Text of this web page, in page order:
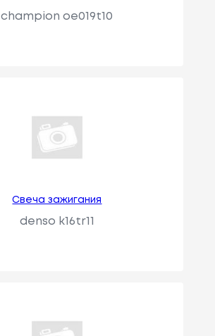
champion oe019t10
Свеча зажигания
denso k16tr11